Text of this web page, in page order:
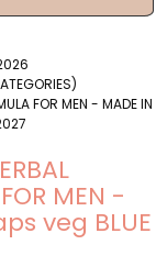
FOR MEN - MADE IN
MEN -
veg BLUE